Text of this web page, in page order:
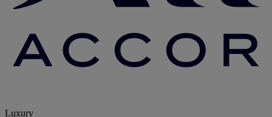
Luxury